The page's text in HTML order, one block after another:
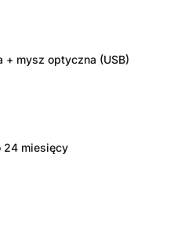
mysz optyczna (USB)
24 miesięcy